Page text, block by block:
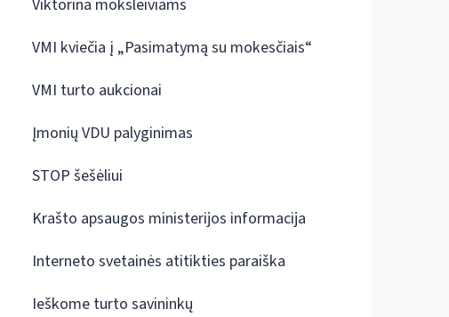
Viktorina moksleiviams
VMI kviečia į „Pasimatymą su mokesčiais“
VMI turto aukcionai
Įmonių VDU palyginimas
STOP šešėliui
Krašto apsaugos ministerijos informacija
Interneto svetainės atitikties paraiška
Ieškome turto savininkų